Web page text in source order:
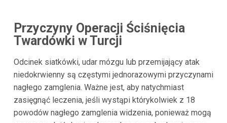
Przyczyny Operacji Ściśnięcia
Twardówki w Turcji
Odcinek siatkówki, udar mózgu lub przemijający atak
niedokrwienny są częstymi jednorazowymi przyczynami
nagłego zamglenia. Ważne jest, aby natychmiast
zasięgnąć leczenia, jeśli wystąpi którykolwiek z 18
powodów nagłego zamglenia widzenia, ponieważ mogą